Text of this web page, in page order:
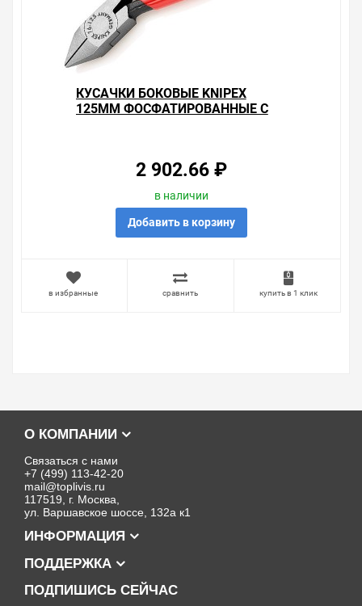
КУСАЧКИ БОКОВЫЕ KNIPEX
125ММ ФОСФАТИРОВАННЫЕ С
2 902.66 ₽
в наличии
Добавить в корзину
в избранные сравнить купить в 1 клик
О КОМПАНИИ
Связаться с нами
+7 (499) 113-42-20
mail@toplivis.ru
117519, г. Москва,
ул. Варшавское шоссе, 132а к1
ИНФОРМАЦИЯ
ПОДДЕРЖКА
ПОДПИШИСЬ СЕЙЧАС